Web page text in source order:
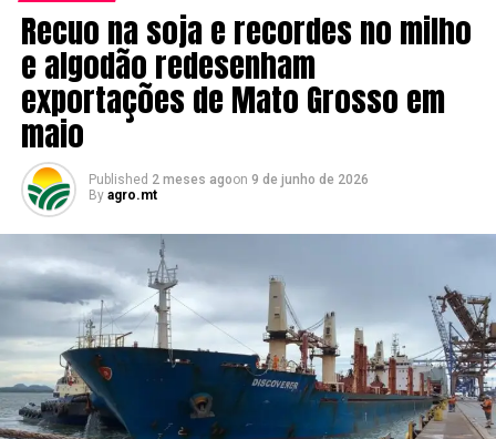
Recuo na soja e recordes no milho
e algodão redesenham
exportações de Mato Grosso em
maio
Published 2 meses agoon 9 de junho de 2026
By agro.mt